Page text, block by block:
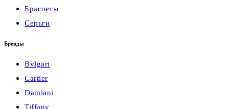
Браслеты
Серьги
Бренды
Bvlgari
Cartier
Damiani
Tiffany